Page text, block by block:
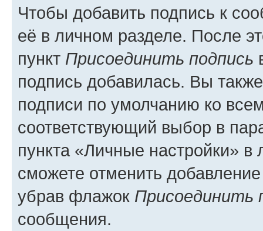
Чтобы добавить подпись к
её в личном разделе. После
пункт Присоединить подпись
подпись добавилась. Вы
подписи по умолчанию ко
соответствующий выбор в
пункта «Личные настройки»
сможете отменить
убрав флажок Присоединить
сообщения.